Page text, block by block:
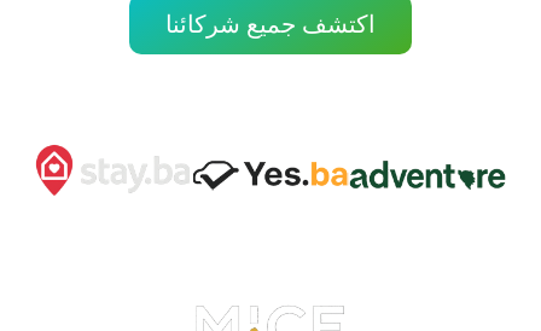
اكتشف جميع شركائنا